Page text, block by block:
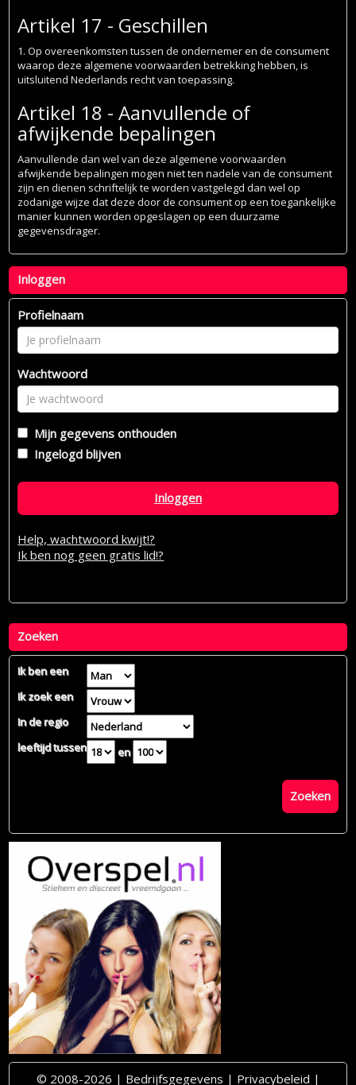
Artikel 17 - Geschillen
1. Op overeenkomsten tussen de ondernemer en de consument
waarop deze algemene voorwaarden betrekking hebben, is
uitsluitend Nederlands recht van toepassing.
Artikel 18 - Aanvullende of
afwijkende bepalingen
Aanvullende dan wel van deze algemene voorwaarden
afwijkende bepalingen mogen niet ten nadele van de consument
zijn en dienen schriftelijk te worden vastgelegd dan wel op
zodanige wijze dat deze door de consument op een toegankelijke
manier kunnen worden opgeslagen op een duurzame
gegevensdrager.
Inloggen
Profielnaam
Wachtwoord
Mijn gegevens onthouden
Ingelogd blijven
Inloggen
Help, wachtwoord kwijt!?
Ik ben nog geen gratis lid!?
Zoeken
Ik ben een
Ik zoek een
In de regio
leeftijd tussen
en
Zoeken
© 2008-2026 | Bedrijfsgegevens | Privacybeleid |